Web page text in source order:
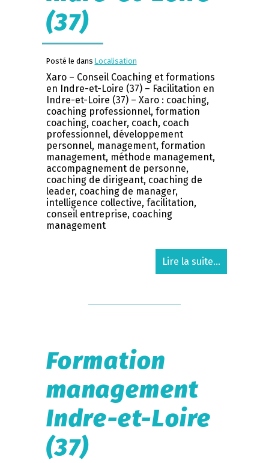
(37)
Posté le dans Localisation
Xaro – Conseil Coaching et formations
en Indre-et-Loire (37) – Facilitation en
Indre-et-Loire (37) – Xaro : coaching,
coaching professionnel, formation
coaching, coacher, coach, coach
professionnel, développement
personnel, management, formation
management, méthode management,
accompagnement de personne,
coaching de dirigeant, coaching de
leader, coaching de manager,
intelligence collective, facilitation,
conseil entreprise, coaching
management
Lire la suite...
Formation
management
Indre-et-Loire
(37)